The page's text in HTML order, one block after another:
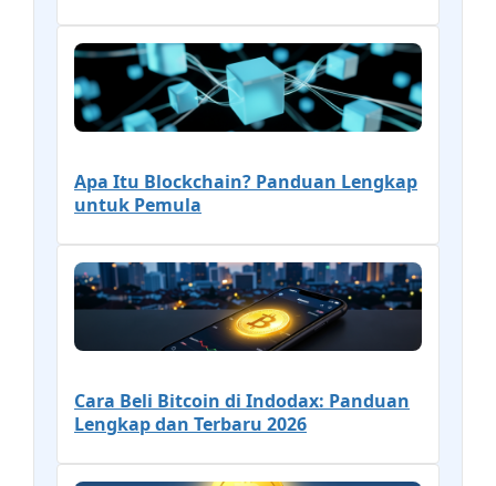
Apa Itu Blockchain? Panduan Lengkap
untuk Pemula
Cara Beli Bitcoin di Indodax: Panduan
Lengkap dan Terbaru 2026